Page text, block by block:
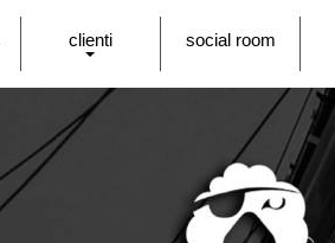
clienti social room